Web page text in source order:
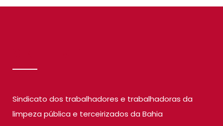
Sindicato dos trabalhadores e trabalhadoras da
limpeza pública e terceirizados da Bahia